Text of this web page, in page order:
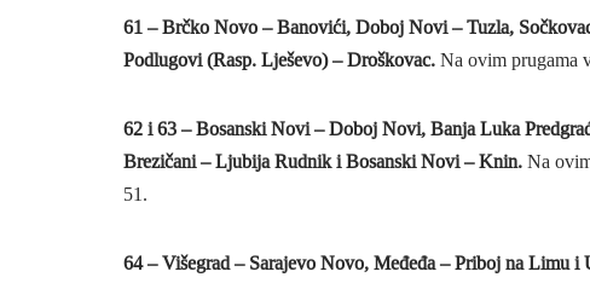
61 – Brčko Novo – Banovići, Doboj Novi – Tuzla,
Podlugovi (Rasp. Lješevo) – Droškovac. Na ovim prugama
62 i 63 – Bosanski Novi – Doboj Novi, Banja Luka
Brezičani – Ljubija Rudnik i Bosanski Novi – Knin. Na
51.
64 – Višegrad – Sarajevo Novo, Međeđa – Priboj na Limu i